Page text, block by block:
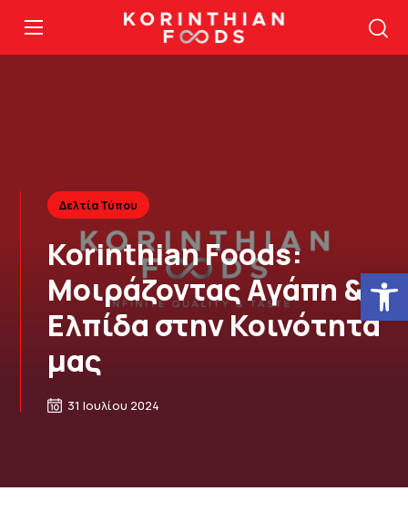
Δελτία Τύπου
Korinthian Foods:
Μοιράζοντας Αγάπη &
Ελπίδα στην Κοινότητά
μας
31 Ιουλίου 2024